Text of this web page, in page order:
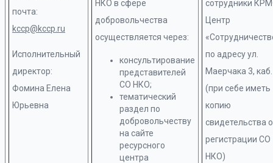
почта:
kccp@kccp.ru
Исполнительный
директор:
Фомина Елена
Юрьевна
НКО в сфере
добровольчества
осуществляется через:
консультирование
представителей
СО НКО;
тематический
раздел по
добровольчеству
на сайте
ресурсного
центра
сотрудники
Центр
по адресу ул.
Маерчака 3,
(при себе иметь
копию
свидетельства о
регистрации СО
НКО)